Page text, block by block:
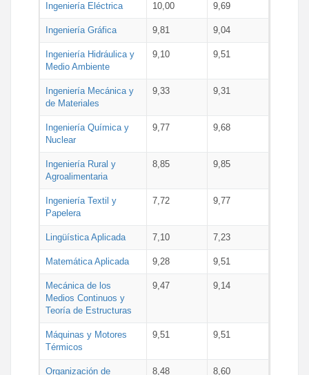
Ingeniería Eléctrica 10,00 9,69
Ingeniería Gráfica 9,81 9,04
Ingeniería Hidráulica y
Medio Ambiente
9,10 9,51
Ingeniería Mecánica y
de Materiales
9,33 9,31
Ingeniería Química y
Nuclear
9,77 9,68
Ingeniería Rural y
Agroalimentaria
8,85 9,85
Ingeniería Textil y
Papelera
7,72 9,77
Lingüística Aplicada 7,10 7,23
Matemática Aplicada 9,28 9,51
Mecánica de los
Medios Continuos y
Teoría de Estructuras
9,47 9,14
Máquinas y Motores
Térmicos
9,51 9,51
Organización de
8,48 8,60